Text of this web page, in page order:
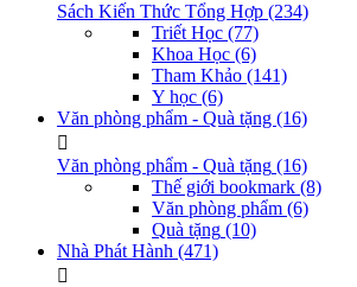
Sách Kiến Thức Tổng Hợp (234)
Triết Học (77)
Khoa Học (6)
Tham Khảo (141)
Y học (6)
Văn phòng phẩm - Quà tặng (16)
Văn phòng phẩm - Quà tặng (16)
Thế giới bookmark (8)
Văn phòng phẩm (6)
Quà tặng (10)
Nhà Phát Hành (471)